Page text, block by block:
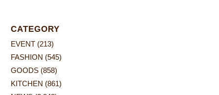
CATEGORY
EVENT (213)
FASHION (545)
GOODS (858)
KITCHEN (861)